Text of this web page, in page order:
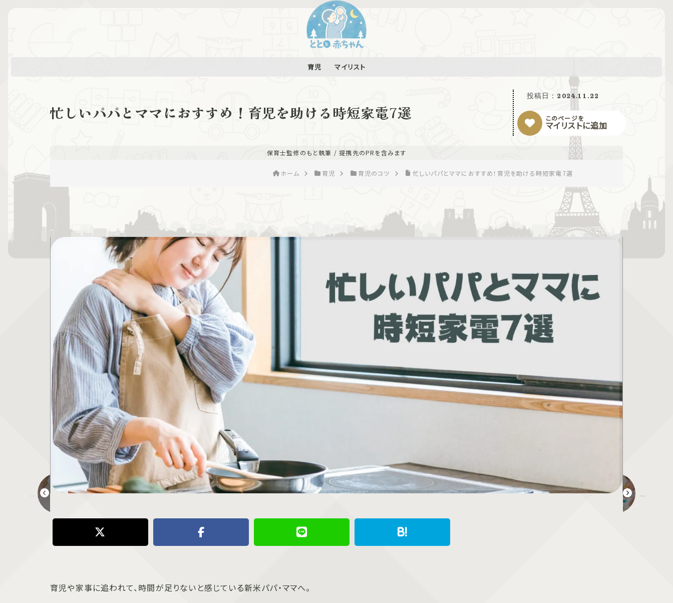
育児 マイリスト
忙しいパパとママにおすすめ！育児を助ける時短家電7選
投稿日： 2024.11.22
このページを
マイリストに追加
保育士監修のもと執筆 / 提携先のPRを含みます
ホーム 育児 育児のコツ 忙しいパパとママにおすすめ！育児を助ける時短家電7選
育児や家事に追われて、時間が足りないと感じている新米パパ・ママへ。